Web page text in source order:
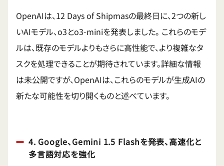
OpenAIは、12 Days of Shipmasの最終日に、2つの新し
いAIモデル、o3とo3-miniを発表しました。 これらのモデ
ルは、既存のモデルよりもさらに高性能で、より複雑なタ
スクを処理できることが期待されています。詳細な情報
は未公開ですが、OpenAIは、これらのモデルが生成AIの
新たな可能性を切り開くものと述べています。
4. Google、Gemini 1.5 Flashを発表、高速化と
多言語対応を強化